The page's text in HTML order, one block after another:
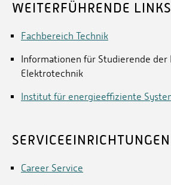
WEITERFÜHRENDE LINKS
Fachbereich Technik
Informationen für Studierende der
Elektrotechnik
Institut für energieeffiziente
SERVICEEINRICHTUNGEN
Career Service